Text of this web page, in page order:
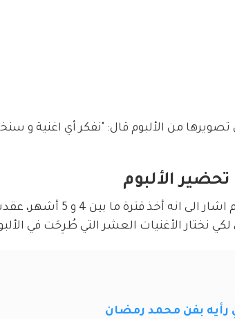
من الألبوم قال: "نفكر أي اغنية و
الألبوم
وعن الوقت الذي استغرفه
نختار الأغنيات العشر التي طُرِحَت في
بفن محمد رمضان